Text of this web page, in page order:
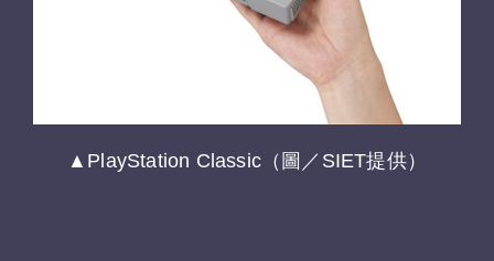
▲PlayStation Classic（圖／SIET提供）